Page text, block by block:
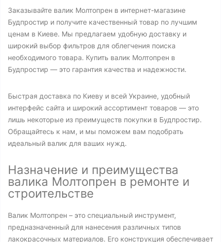
Заказывайте валик Молтопрен в интернет-магазине
Будпростир и получите качественный товар по лучшим
ценам в Киеве. Мы предлагаем удобную доставку и
широкий выбор фильтров для облегчения поиска
необходимого товара. Купить валик Молтопрен в
Будпростир — это гарантия качества и надежности.
Быстрая доставка по Киеву и всей Украине, удобный
интерфейс сайта и широкий ассортимент товаров — это
лишь некоторые из преимуществ покупки в Будпростир.
Обращайтесь к нам, и мы поможем вам подобрать
идеальный валик для ваших нужд.
Назначение и преимущества
валика Молтопрен в ремонте и
строительстве
Валик Молтопрен – это специальный инструмент,
предназначенный для нанесения различных типов
лакокрасочных материалов. Его конструкция обеспечивает